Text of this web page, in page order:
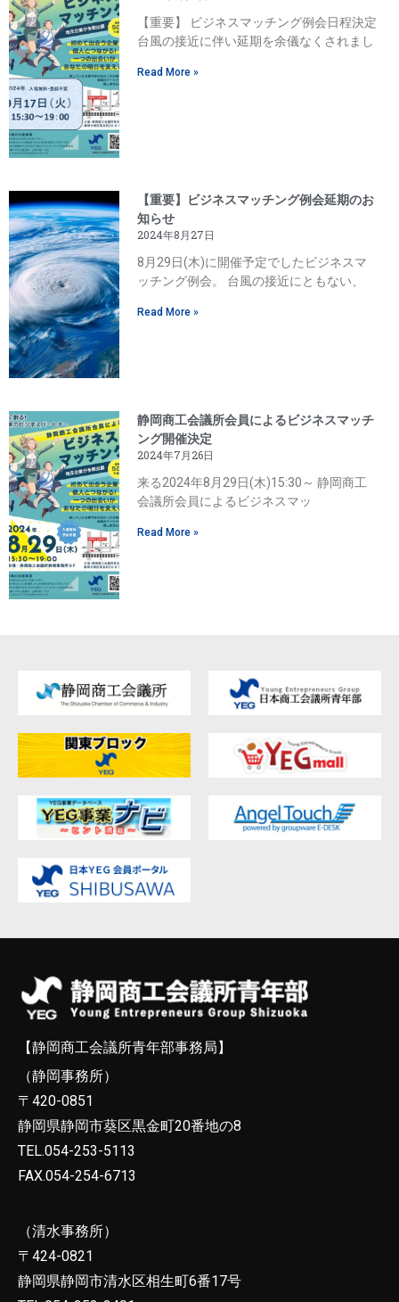
【重要】 ビジネスマッチング例会日程決定
台風の接近に伴い延期を余儀なくされまし
Read More »
【重要】ビジネスマッチング例会延期のお
知らせ
2024年8月27日
8月29日(木)に開催予定でしたビジネスマ
ッチング例会。 台風の接近にともない、
Read More »
静岡商工会議所会員によるビジネスマッチ
ング開催決定
2024年7月26日
来る2024年8月29日(木)15:30～ 静岡商工
会議所会員によるビジネスマッ
Read More »
【静岡商工会議所青年部事務局】
（静岡事務所）
〒420-0851
静岡県静岡市葵区黒金町20番地の8
TEL.054-253-5113
FAX.054-254-6713
（清水事務所）
〒424-0821
静岡県静岡市清水区相生町6番17号